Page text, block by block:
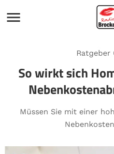
Ratgeber
So wirkt sich
Müssen Sie mit einer